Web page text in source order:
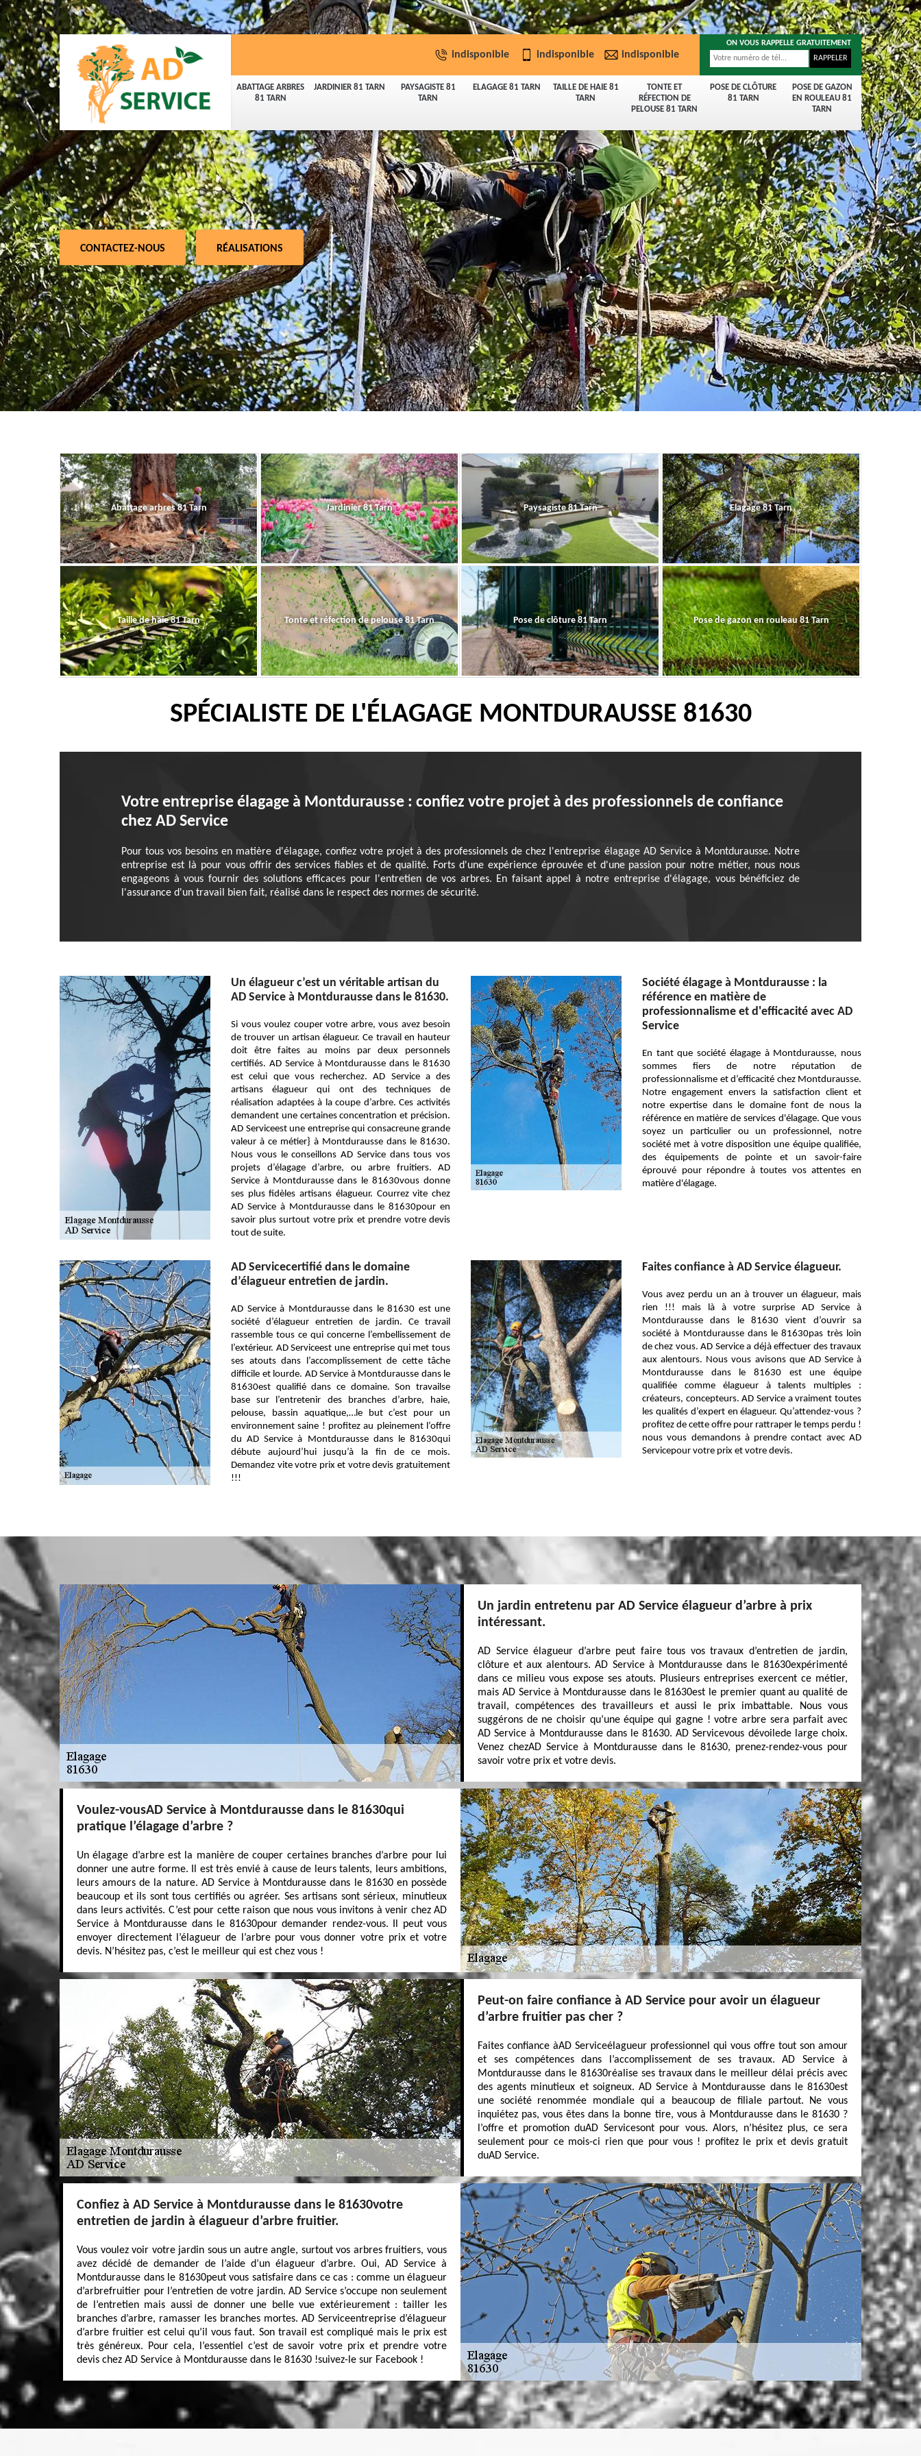
ABATTAGE ARBRES
81 TARN
JARDINIER 81 TARN
PAYSAGISTE 81
TARN
ELAGAGE 81 TARN
TAILLE DE HAIE 81
TARN
TONTE ET
RÉFECTION DE
PELOUSE 81 TARN
POSE DE CLÔTURE
81 TARN
POSE DE GAZON
EN ROULEAU 81
TARN
indisponible indisponible indisponible
ON VOUS RAPPELLE GRATUITEMENT
CONTACTEZ-NOUS RÉALISATIONS
Abattage arbres 81 Tarn Jardinier 81 Tarn Paysagiste 81 Tarn Elagage 81 Tarn
Taille de haie 81 Tarn Tonte et réfection de pelouse 81 Tarn Pose de clôture 81 Tarn Pose de gazon en rouleau 81 Tarn
SPÉCIALISTE DE L'ÉLAGAGE MONTDURAUSSE 81630
Votre entreprise élagage à Montdurausse : confiez votre projet à des professionnels de confiance
chez AD Service
Pour tous vos besoins en matière d'élagage, confiez votre projet à des professionnels de chez l'entreprise élagage AD Service à Montdurausse. Notre
entreprise est là pour vous offrir des services fiables et de qualité. Forts d'une expérience éprouvée et d'une passion pour notre métier, nous nous
engageons à vous fournir des solutions efficaces pour l'entretien de vos arbres. En faisant appel à notre entreprise d'élagage, vous bénéficiez de
l'assurance d'un travail bien fait, réalisé dans le respect des normes de sécurité.
Un élagueur c’est un véritable artisan du
AD Service à Montdurausse dans le 81630.
Si vous voulez couper votre arbre, vous avez besoin
de trouver un artisan élagueur. Ce travail en hauteur
doit être faites au moins par deux personnels
certifiés. AD Service à Montdurausse dans le 81630
est celui que vous recherchez. AD Service a des
artisans élagueur qui ont des techniques de
réalisation adaptées à la coupe d’arbre. Ces activités
demandent une certaines concentration et précision.
AD Serviceest une entreprise qui consacreune grande
valeur à ce métier} à Montdurausse dans le 81630.
Nous vous le conseillons AD Service dans tous vos
projets d’élagage d’arbre, ou arbre fruitiers. AD
Service à Montdurausse dans le 81630vous donne
ses plus fidèles artisans élagueur. Courrez vite chez
AD Service à Montdurausse dans le 81630pour en
savoir plus surtout votre prix et prendre votre devis
tout de suite.
Société élagage à Montdurausse : la
référence en matière de
professionnalisme et d'efficacité avec AD
Service
En tant que société élagage à Montdurausse, nous
sommes fiers de notre réputation de
professionnalisme et d’efficacité chez Montdurausse.
Notre engagement envers la satisfaction client et
notre expertise dans le domaine font de nous la
référence en matière de services d'élagage. Que vous
soyez un particulier ou un professionnel, notre
société met à votre disposition une équipe qualifiée,
des équipements de pointe et un savoir-faire
éprouvé pour répondre à toutes vos attentes en
matière d'élagage.
AD Servicecertifié dans le domaine
d’élagueur entretien de jardin.
AD Service à Montdurausse dans le 81630 est une
société d’élagueur entretien de jardin. Ce travail
rassemble tous ce qui concerne l’embellissement de
l’extérieur. AD Serviceest une entreprise qui met tous
ses atouts dans l’accomplissement de cette tâche
difficile et lourde. AD Service à Montdurausse dans le
81630est qualifié dans ce domaine. Son travailse
base sur l’entretenir des branches d’arbre, haie,
pelouse, bassin aquatique,…le but c’est pour un
environnement saine ! profitez au pleinement l’offre
du AD Service à Montdurausse dans le 81630qui
débute aujourd’hui jusqu’à la fin de ce mois.
Demandez vite votre prix et votre devis gratuitement
!!!
Faites confiance à AD Service élagueur.
Vous avez perdu un an à trouver un élagueur, mais
rien !!! mais là à votre surprise AD Service à
Montdurausse dans le 81630 vient d’ouvrir sa
société à Montdurausse dans le 81630pas très loin
de chez vous. AD Service a déjà effectuer des travaux
aux alentours. Nous vous avisons que AD Service à
Montdurausse dans le 81630 est une équipe
qualifiée comme élagueur à talents multiples :
créateurs, concepteurs. AD Service a vraiment toutes
les qualités d’expert en élagueur. Qu’attendez-vous ?
profitez de cette offre pour rattraper le temps perdu !
nous vous demandons à prendre contact avec AD
Servicepour votre prix et votre devis.
Un jardin entretenu par AD Service élagueur d’arbre à prix
intéressant.
AD Service élagueur d’arbre peut faire tous vos travaux d’entretien de jardin,
clôture et aux alentours. AD Service à Montdurausse dans le 81630expérimenté
dans ce milieu vous expose ses atouts. Plusieurs entreprises exercent ce métier,
mais AD Service à Montdurausse dans le 81630est le premier quant au qualité de
travail, compétences des travailleurs et aussi le prix imbattable. Nous vous
suggérons de ne choisir qu’une équipe qui gagne ! votre arbre sera parfait avec
AD Service à Montdurausse dans le 81630. AD Servicevous dévoilede large choix.
Venez chezAD Service à Montdurausse dans le 81630, prenez-rendez-vous pour
savoir votre prix et votre devis.
Voulez-vousAD Service à Montdurausse dans le 81630qui
pratique l’élagage d’arbre ?
Un élagage d’arbre est la manière de couper certaines branches d’arbre pour lui
donner une autre forme. Il est très envié à cause de leurs talents, leurs ambitions,
leurs amours de la nature. AD Service à Montdurausse dans le 81630 en possède
beaucoup et ils sont tous certifiés ou agréer. Ses artisans sont sérieux, minutieux
dans leurs activités. C’est pour cette raison que nous vous invitons à venir chez AD
Service à Montdurausse dans le 81630pour demander rendez-vous. Il peut vous
envoyer directement l’élagueur de l’arbre pour vous donner votre prix et votre
devis. N’hésitez pas, c’est le meilleur qui est chez vous !
Peut-on faire confiance à AD Service pour avoir un élagueur
d’arbre fruitier pas cher ?
Faites confiance àAD Serviceélagueur professionnel qui vous offre tout son amour
et ses compétences dans l’accomplissement de ses travaux. AD Service à
Montdurausse dans le 81630réalise ses travaux dans le meilleur délai précis avec
des agents minutieux et soigneux. AD Service à Montdurausse dans le 81630est
une société renommée mondiale qui a beaucoup de filiale partout. Ne vous
inquiétez pas, vous êtes dans la bonne tire, vous à Montdurausse dans le 81630 ?
l’offre et promotion duAD Servicesont pour vous. Alors, n’hésitez plus, ce sera
seulement pour ce mois-ci rien que pour vous ! profitez le prix et devis gratuit
duAD Service.
Confiez à AD Service à Montdurausse dans le 81630votre
entretien de jardin à élagueur d’arbre fruitier.
Vous voulez voir votre jardin sous un autre angle, surtout vos arbres fruitiers, vous
avez décidé de demander de l’aide d’un élagueur d’arbre. Oui, AD Service à
Montdurausse dans le 81630peut vous satisfaire dans ce cas : comme un élagueur
d’arbrefruitier pour l’entretien de votre jardin. AD Service s’occupe non seulement
de l’entretien mais aussi de donner une belle vue extérieurement : tailler les
branches d’arbre, ramasser les branches mortes. AD Serviceentreprise d’élagueur
d’arbre fruitier est celui qu’il vous faut. Son travail est compliqué mais le prix est
très généreux. Pour cela, l’essentiel c’est de savoir votre prix et prendre votre
devis chez AD Service à Montdurausse dans le 81630 !suivez-le sur Facebook !